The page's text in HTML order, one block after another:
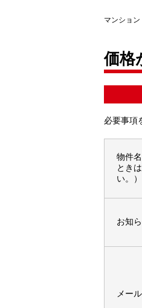
マンショ
価格
必要事項
物件名
とき
い。）
お知
メー